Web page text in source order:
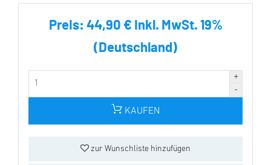
Preis: 44,90 € inkl. MwSt. 19%
(Deutschland)
KAUFEN
zur Wunschliste hinzufügen